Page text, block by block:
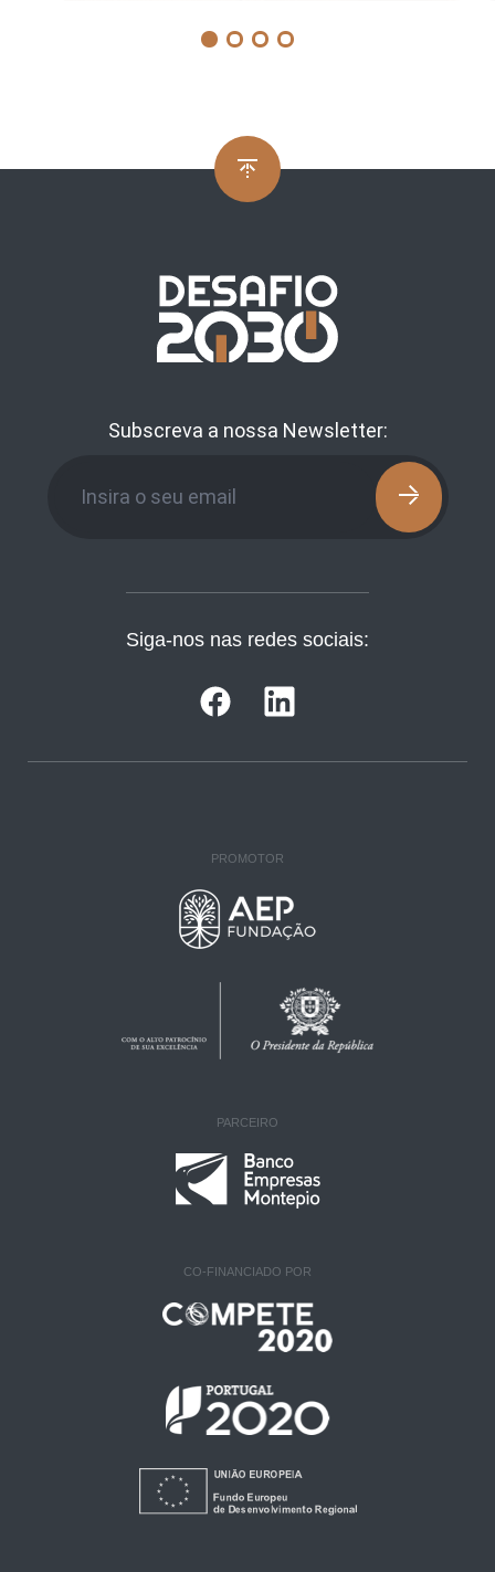
Subscreva a nossa Newsletter:
Siga-nos nas redes sociais:
PROMOTOR
PARCEIRO
CO-FINANCIADO POR